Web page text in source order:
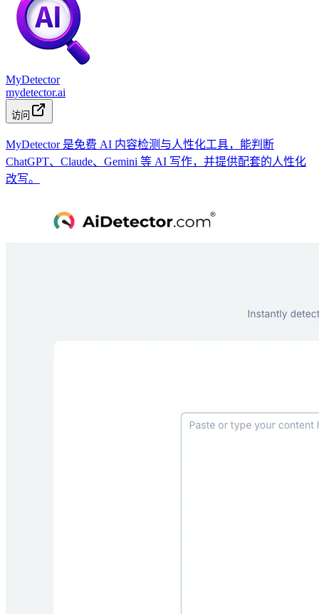
MyDetector
mydetector.ai
访问
MyDetector 是免费 AI 内容检测与人性化工具，能判断
ChatGPT、Claude、Gemini 等 AI 写作，并提供配套的人性化
改写。